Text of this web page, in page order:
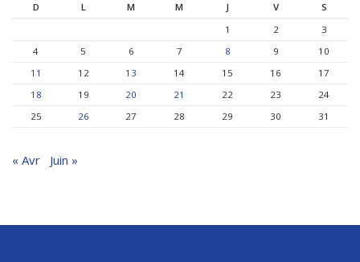
D L M M J V
S
1
2
3
4
5 6 7 8 9
10
11
12 13 14 15 16
17
18
19 20 21 22 23
24
25
26 27 28 29 30 31
« Avr Juin »